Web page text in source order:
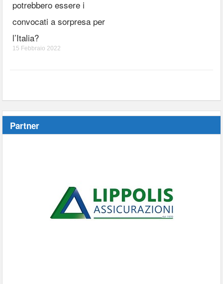
potrebbero essere i
convocati a sorpresa per
l’Italia?
15 Febbraio 2022
Partner